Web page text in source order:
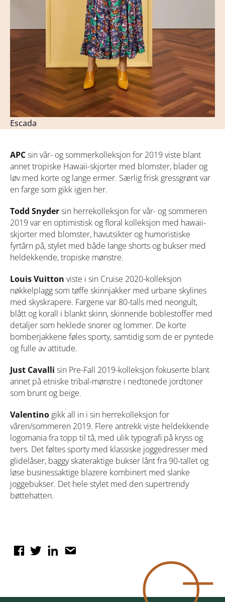
Escada
APCsin vår- og sommerkolleksjon for 2019 viste blant
annet tropiske Hawaii-skjorter med blomster, blader og
løv med korte og lange ermer. Særlig frisk gressgrønt var
en farge som gikk igjen her.
Todd Snydersin herrekolleksjon for vår- og sommeren
2019 var en optimistisk og floral kolleksjon med hawaii-
skjorter med blomster, havutsikter og humoristiske
fyrtårn på, stylet med både lange shorts og bukser med
heldekkende, tropiske mønstre.
Louis Vuitton viste i sin Cruise 2020-kolleksjon
nøkkelplagg som tøffe skinnjakker med urbane skylines
med skyskrapere. Fargene var 80-talls med neongult,
blått og korall i blankt skinn, skinnende boblestoffer med
detaljer som heklede snorer og lommer. De korte
bomberjakkene føles sporty, samtidig som de er pyntede
og fulle av attitude.
Just Cavalli sin Pre-Fall 2019-kolleksjon fokuserte blant
annet på etniske tribal-mønstre i nedtonede jordtoner
som brunt og beige.
Valentino gikkall in i sin herrekolleksjon for
våren/sommeren 2019. Flere antrekk viste heldekkende
logomania fra topp til tå, med ulik typografi på kryss og
tvers. Det føltes sporty med klassiske joggedresser med
glidelåser, baggy skateraktige bukser lånt fra 90-tallet og
løse businessaktige blazere kombinert med slanke
joggebukser. Det hele stylet med den supertrendy
bøttehatten.